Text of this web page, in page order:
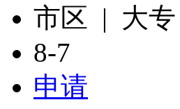
市区 | 大
8-7
申请